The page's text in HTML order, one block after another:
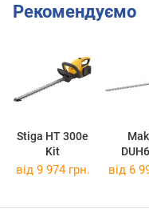
Рекомендуємо
Stiga HT 300e
Kit
від 9 974 грн. від 6